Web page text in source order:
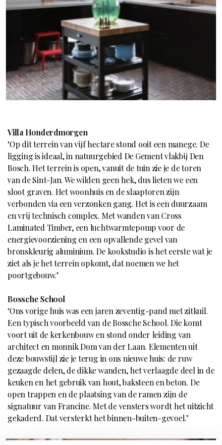
Villa Honderdmorgen
‘Op dit terrein van vijf hectare stond ooit een manege. De
ligging is ideaal, in natuurgebied De Gement vlakbij Den
Bosch. Het terrein is open, vanuit de tuin zie je de toren
van de Sint-Jan. We wilden geen hek, dus lieten we een
sloot graven. Het woonhuis en de slaaptoren zijn
verbonden via een verzonken gang. Het is een duurzaam
en vrij technisch complex. Met wanden van Cross
Laminated Timber, een luchtwarmtepomp voor de
energievoorziening en een opvallende gevel van
bronskleurig aluminium. De kookstudio is het eerste wat je
ziet als je het terrein opkomt, dat noemen we het
poortgebouw.’
Bossche School
‘Ons vorige huis was een jaren zeventig-pand met zitkuil.
Een typisch voorbeeld van de Bossche School. Die komt
voort uit de kerkenbouw en stond onder leiding van
architect en monnik Dom van der Laan. Elementen uit
deze bouwstijl zie je terug in ons nieuwe huis: de ruw
gezaagde delen, de dikke wanden, het verlaagde deel in de
keuken en het gebruik van hout, baksteen en beton. De
open trappen en de plaatsing van de ramen zijn de
signatuur van Francine. Met de vensters wordt het uitzicht
gekaderd. Dat versterkt het binnen-buiten-gevoel.’